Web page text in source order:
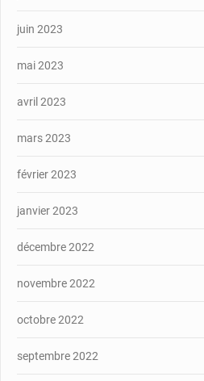
juin 2023
mai 2023
avril 2023
mars 2023
février 2023
janvier 2023
décembre 2022
novembre 2022
octobre 2022
septembre 2022